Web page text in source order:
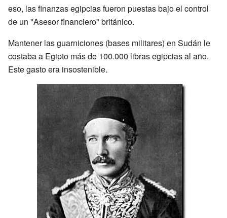
eso, las finanzas egipcias fueron puestas bajo el control
de un "Asesor financiero" británico.
Mantener las guarniciones (bases militares) en Sudán le
costaba a Egipto más de 100.000 libras egipcias al año.
Este gasto era insostenible.